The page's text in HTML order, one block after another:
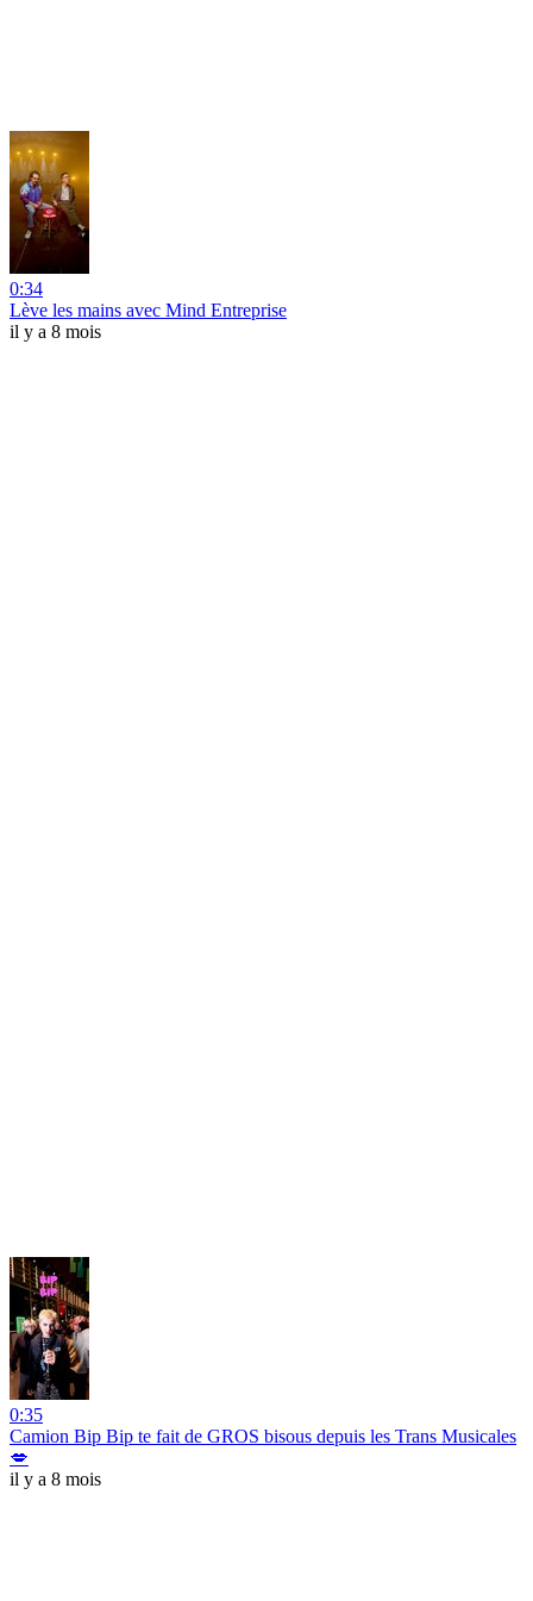
0:34
Lève les mains avec Mind Entreprise
il y a 8 mois
0:35
Camion Bip Bip te fait de GROS bisous depuis les Trans Musicales
💋
il y a 8 mois